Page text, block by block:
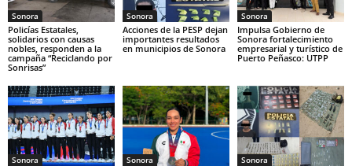
Sonora
Policías Estatales,
solidarios con causas
nobles, responden a la
campaña “Reciclando por
Sonrisas”
Sonora
Acciones de la PESP dejan
importantes resultados
en municipios de Sonora
Sonora
Impulsa Gobierno de
Sonora fortalecimiento
empresarial y turístico de
Puerto Peñasco: UTPP
Sonora Sonora Sonora